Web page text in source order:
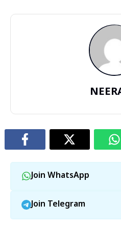
Join WhatsApp
Join Telegram